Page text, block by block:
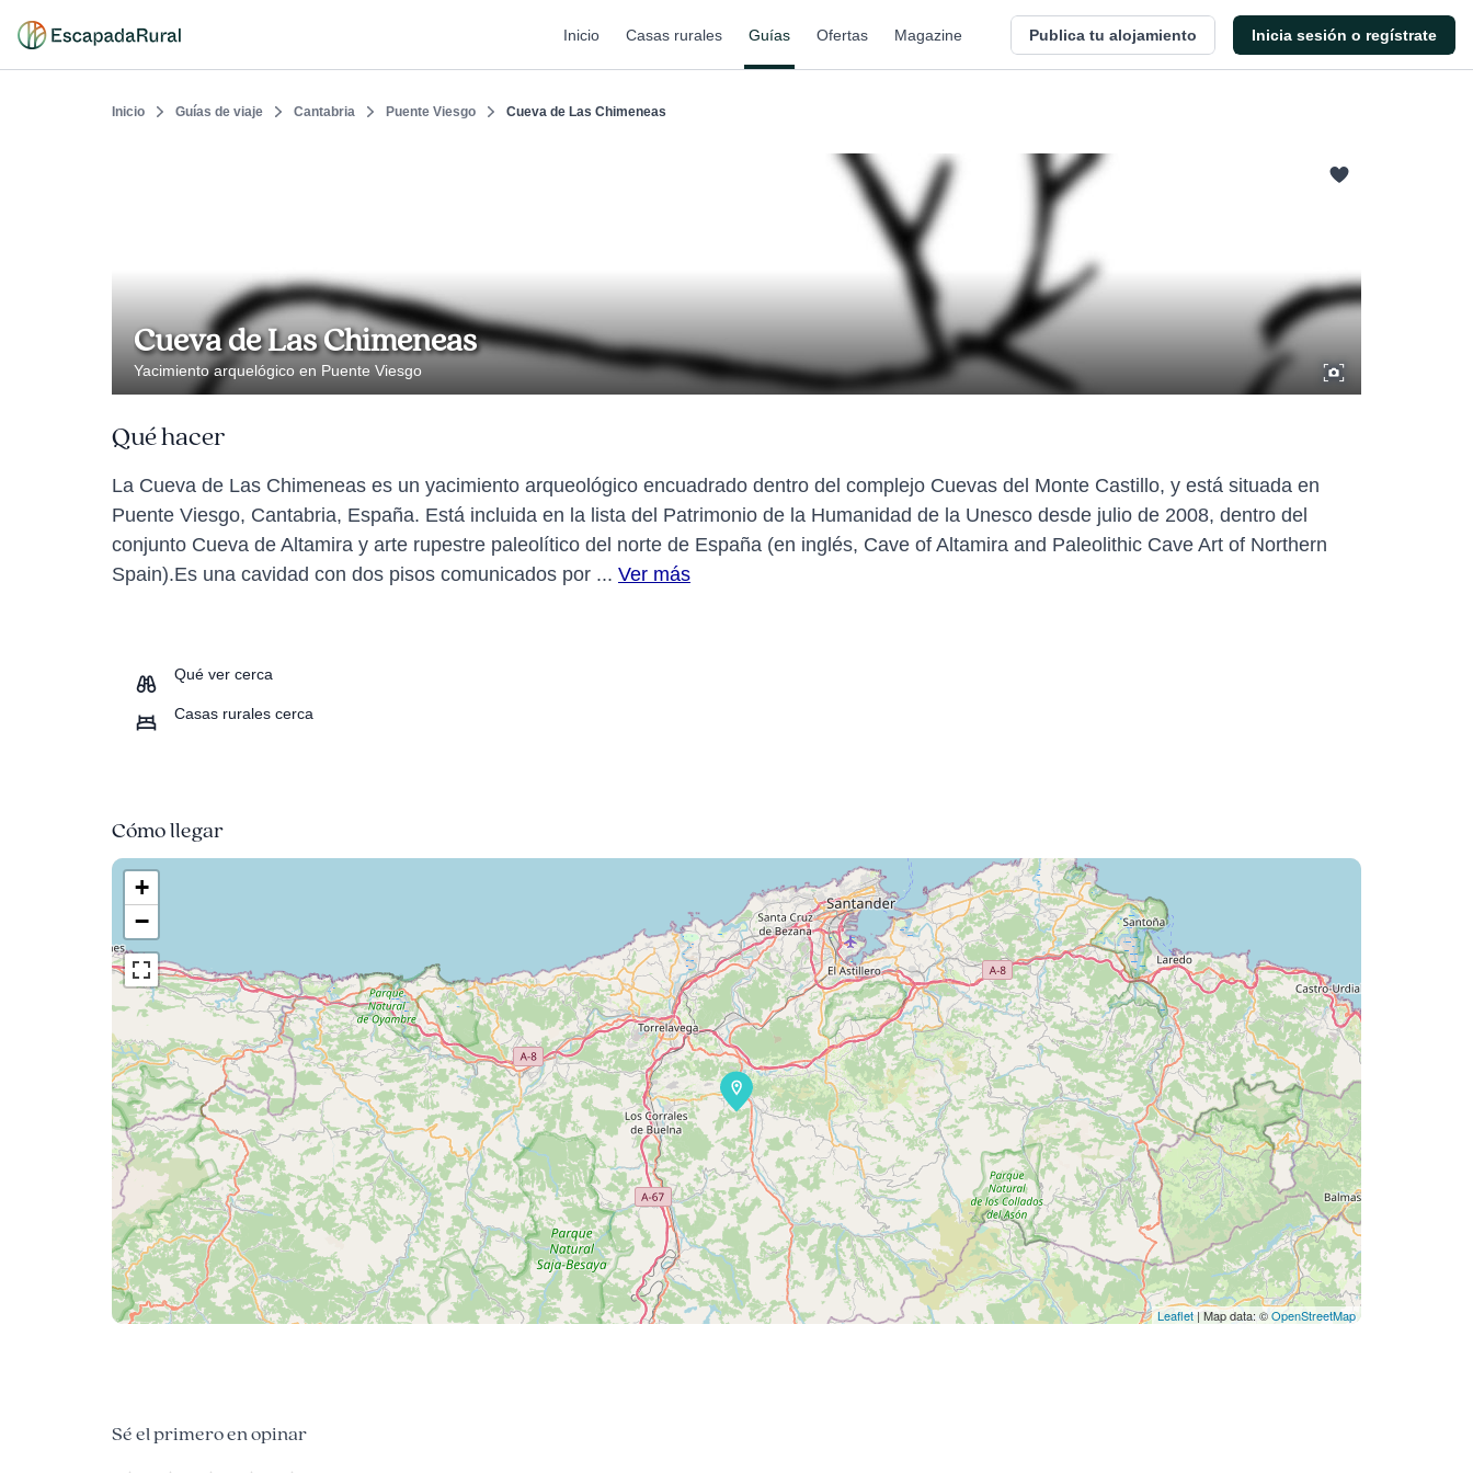
Inicio Casas rurales Guías Ofertas Magazine Publica tu alojamiento Inicia sesión o regístrate
Inicio Guías de viaje Cantabria Puente Viesgo Cueva de Las Chimeneas
Cueva de Las Chimeneas
Yacimiento arquelógico en Puente Viesgo
Qué hacer
La Cueva de Las Chimeneas es un yacimiento arqueológico encuadrado dentro del complejo Cuevas del Monte Castillo, y está situada en
Puente Viesgo, Cantabria, España. Está incluida en la lista del Patrimonio de la Humanidad de la Unesco desde julio de 2008, dentro del
conjunto Cueva de Altamira y arte rupestre paleolítico del norte de España (en inglés, Cave of Altamira and Paleolithic Cave Art of Northern
Spain).Es una cavidad con dos pisos comunicados por ... Ver más
Qué ver cerca
Casas rurales cerca
Cómo llegar
+
−
Leaflet| Map data: ©OpenStreetMap
Sé el primero en opinar